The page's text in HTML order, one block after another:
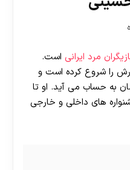
مرد ایرانی است.
را شروع کرده است و
به حساب می آید. او تا
های داخلی و خارجی